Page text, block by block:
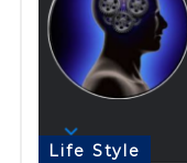
Life Style